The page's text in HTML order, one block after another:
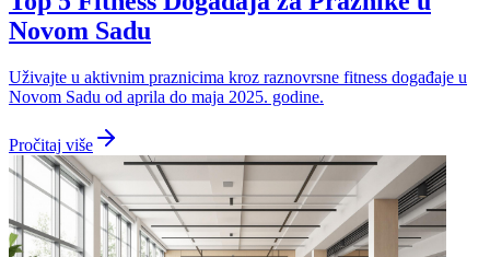
Novom Sadu
Uživajte u aktivnim praznicima kroz raznovrsne fitness događaje u
Novom Sadu od aprila do maja 2025. godine.
Pročitaj više